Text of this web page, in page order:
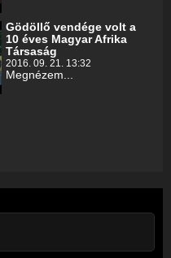
Gödöllő vendége volt a
10 éves Magyar Afrika
Társaság
2016. 09. 21. 13:32
Megnézem...